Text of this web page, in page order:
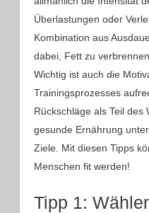
Überlastungen oder
Kombination aus
dabei, Fett zu
Wichtig ist auch die
Trainingsprozesses
Rückschläge als Teil des
gesunde Ernährung
Ziele. Mit diesen Tipps
Menschen fit werden!
Tipp 1: